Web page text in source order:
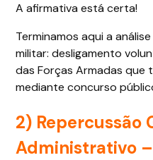
A afirmativa está certa!
Terminamos aqui a
militar: desligamento
das Forças Armadas que
mediante concurso
2) Repercussão
Administrativo –